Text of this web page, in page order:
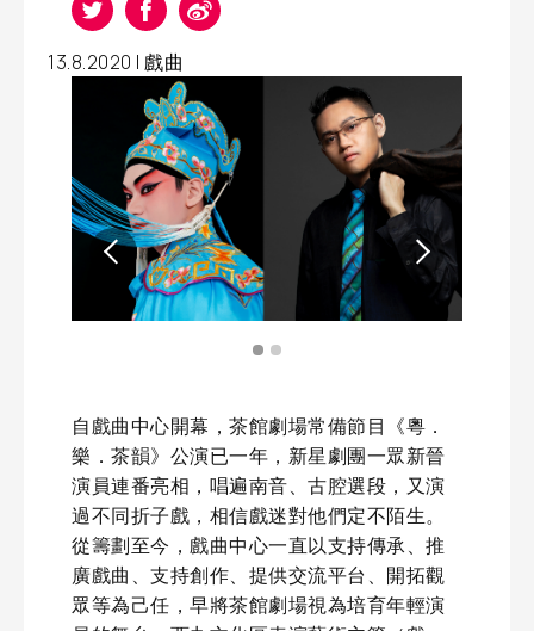
13.8.2020 | 戲曲
自戲曲中心開幕，茶館劇場常備節目《粵．
樂．茶韻》公演已一年，新星劇團一眾新晉
演員連番亮相，唱遍南音、古腔選段，又演
過不同折子戲，相信戲迷對他們定不陌生。
從籌劃至今，戲曲中心一直以支持傳承、推
廣戲曲、支持創作、提供交流平台、開拓觀
眾等為己任，早將茶館劇場視為培育年輕演